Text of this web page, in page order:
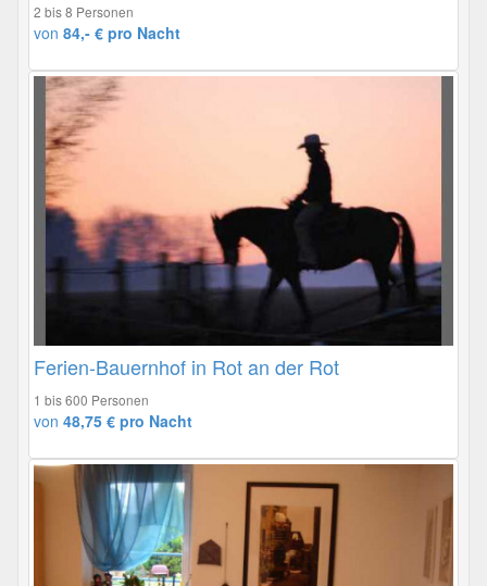
2 bis 8 Personen
von 84,- € pro Nacht
Ferien-Bauernhof in Rot an der Rot
1 bis 600 Personen
von 48,75 € pro Nacht